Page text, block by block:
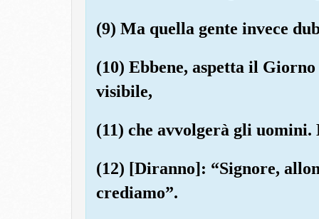
(9) Ma quella gente invece
(10) Ebbene, aspetta il
visibile,
(11) che avvolgerà gli uomini.
(12) [Diranno]: “Signore,
crediamo”.